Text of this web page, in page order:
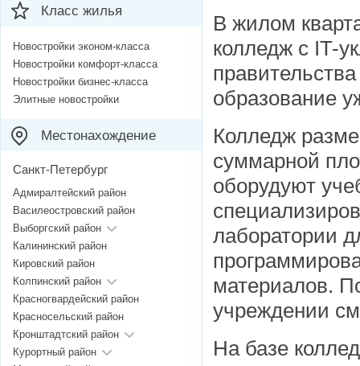
В жилом
колледж с IT-
образование
Колледж
суммарной
оборудуют
лаборатории
материалов.
учреждении
На базе
Класс жилья
Новостройки эконом-класса
Новостройки комфорт-класса
Новостройки бизнес-класса
Элитные новостройки
Местонахождение
Санкт-Петербург
Адмиралтейский район
Василеостровский район
Выборгский район
Калининский район
Кировский район
Колпинский район
Красногвардейский район
Красносельский район
Кронштадтский район
Курортный район